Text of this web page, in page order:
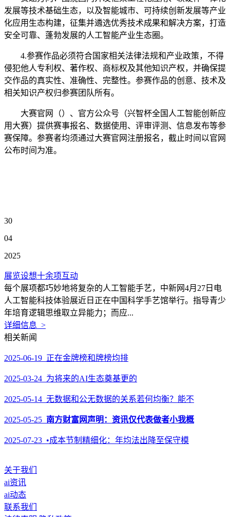
发展等技术基础生态，以及智能城市、可持续创新发展等产业
化应用生态构建，征集并遴选优秀技术成果和解决方案，打造
安全可靠、蓬勃发展的人工智能产业生态圈。
4.参赛作品必须符合国家相关法律法规和产业政策，不得
侵犯他人专利权、著作权、商标权及其他知识产权，并确保提
交作品的真实性、准确性、完整性。参赛作品的创意、技术及
相关知识产权归参赛团队所有。
大赛官网（）、官方公众号（兴智杯全国人工智能创新应
用大赛）提供赛事报名、数据使用、评审评测、信息发布等参
赛保障。参赛者均须通过大赛官网注册报名，截止时间以官网
公布时间为准。
30
04
2025
展览设想十余项互动
每个展项都巧妙地将复杂的人工智能手艺，中新网4月27日电
人工智能科技体验展近日正在中国科学手艺馆举行。指导青少
年培育逻辑思维取立异能力；而应...
详细信息 >
相关新闻
2025-06-19 正在金牌榜和牌榜均排
2025-03-24 为将来的AI生态奠基更的
2025-05-14 无数据和公无数据的关系若何均衡？能不
2025-05-25 南方财富网声明：资讯仅代表做者小我概
2025-07-23 •成本节制精细化：年均法出降至保守模
关于我们
ai资讯
ai动态
联系我们